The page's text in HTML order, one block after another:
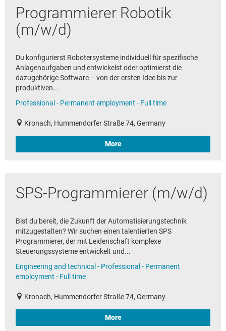
Programmierer Robotik
(m/w/d)
Du konfigurierst Robotersysteme individuell für spezifische
Anlagenaufgaben und entwickelst oder optimierst die
dazugehörige Software – von der ersten Idee bis zur
produktiven...
Professional - Permanent employment - Full time
Kronach, Hummendorfer Straße 74, Germany
More
SPS-Programmierer (m/w/d)
Bist du bereit, die Zukunft der Automatisierungstechnik
mitzugestalten? Wir suchen einen talentierten SPS
Programmierer, der mit Leidenschaft komplexe
Steuerungssysteme entwickelt und...
Engineering and technical - Professional - Permanent
employment - Full time
Kronach, Hummendorfer Straße 74, Germany
More